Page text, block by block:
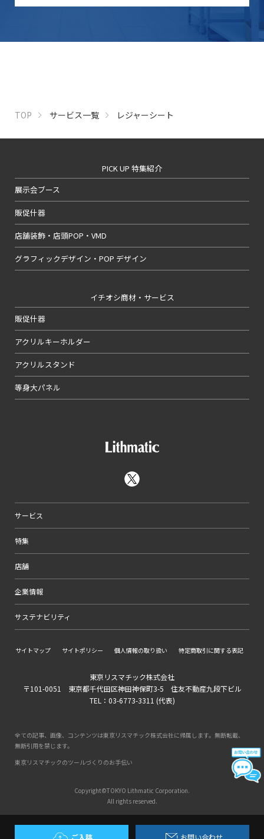
ご入稿 お問い合わせ
TOP サービス一覧 レジャーシート
PICK UP 特集紹介
展示会ブース
販促什器
店舗装飾・店頭POP・VMD
グラフィックデザイン・POP デザイン
イチオシ商材・サービス
販促什器
アクリルキーホルダー
アクリルスタンド
等身大パネル
サービス
特集
店舗
企業情報
サステナビリティ
サイトマップ サイトポリシー 個人情報の取り扱い 特定商取引に関する表記
東京リスマチック株式会社
〒101-0051 東京都千代田区神田神保町3-5 住友不動産九段下ビル
TEL：03-6773-3311 (代表)
全ての記事、画像、コンテンツは東京リスマチック株式会社に帰属します。無断転載、
無断引用を禁じます。
東京リスマチックのツールづくりのお手伝い
Copyright©TOKYO Lithmatic Corporation.
All rights reserved.